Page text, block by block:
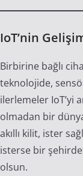
IoT’nin
Birbirine bağlı
teknolojide,
ilerlemeler IoT’yi
olmadan bir
akıllı kilit, ister
isterse bir
olsun.